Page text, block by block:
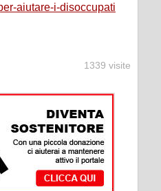
aiutare-i-disoccupati
1339 visite